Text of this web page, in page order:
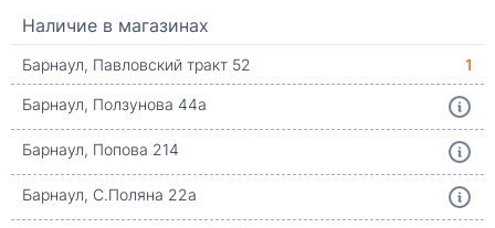
Наличие в магазинах
Барнаул, Павловский тракт 52
1
Барнаул, Ползунова 44а
Барнаул, Попова 214
Барнаул, С.Поляна 22а